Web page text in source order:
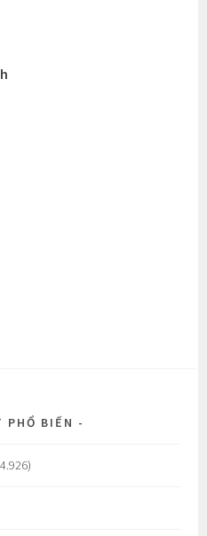
PHỔ BIẾN